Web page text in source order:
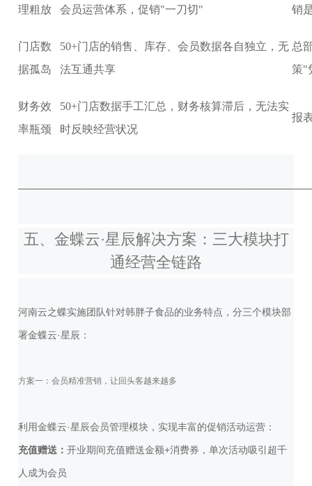
理粗放
会员运营体系，促销"一刀切"
销
门店数
据孤岛
50+门店的销售、库存、会员数据各自独立，无
法互通共享
总
策"
财务效
率瓶颈
50+门店数据手工汇总，财务核算滞后，无法实
时反映经营状况
报
五、金蝶云·星辰解决方案：三大模块打
通经营全链路
河南云之蝶实施团队针对韩胖子食品的业务特点，分三个模块部
署金蝶云·星辰：
方案一：会员精准营销，让回头客越来越多
利用金蝶云·星辰会员管理模块，实现丰富的促销活动运营：
充值赠送：开业期间充值赠送金额+消费券，单次活动吸引超千
人成为会员